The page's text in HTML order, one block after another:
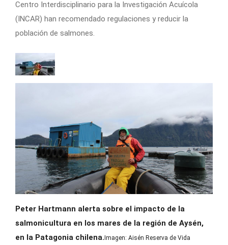
Centro Interdisciplinario para la Investigación Acuícola
(INCAR) han recomendado regulaciones y reducir la
población de salmones.
Peter Hartmann alerta sobre el impacto de la
salmonicultura en los mares de la región de Aysén,
en la Patagonia chilena. Imagen: Aisén Reserva de Vida